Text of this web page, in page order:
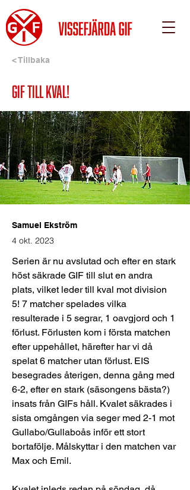
< Tillbaka
GIF till kval!
Samuel Ekström
4 okt. 2023
Serien är nu avslutad och efter en stark
höst säkrade GIF till slut en andra
plats, vilket leder till kval mot division
5! 7 matcher spelades vilka
resulterade i 5 segrar, 1 oavgjord och 1
förlust. Förlusten kom i första matchen
efter uppehållet, härefter har vi då
spelat 6 matcher utan förlust. EIS
besegrades återigen, denna gång med
6-2, efter en stark (säsongens bästa?)
insats från GIFs håll. Kvalet säkrades i
sista omgången via seger med 2-1 mot
Gullabo/Gullaboås inför ett stort
bortafölje. Målskyttar i den matchen var
Max och Emil.